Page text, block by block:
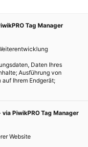
Tag Manager
Daten Ihres
Ausführung von
Ihrem Endgerät;
PiwikPRO Tag Manager
Website